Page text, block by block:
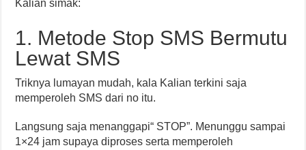
Kalian simak:
1. Metode Stop SMS Bermutu
Lewat SMS
Triknya lumayan mudah, kala Kalian terkini saja
memperoleh SMS dari no itu.
Langsung saja menanggapi“ STOP”. Menunggu sampai
1×24 jam supaya diproses serta memperoleh